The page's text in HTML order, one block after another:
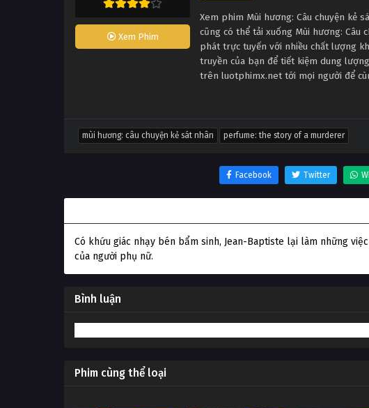
Xem Phim
Xem phim Mùi hương: Câu chuyện kẻ
cũng có thể tải xuống Mùi hương: Câu
phát trực tuyến với nhiều chất lượng
truyền của bạn để tiết kiệm dung
trên luotphimx.net tới mọi người để
mùi hương: câu chuyện kẻ sát nhân perfume: the story of a murderer
Facebook Twitter
Có khứu giác nhạy bén bẩm sinh, Jean-Baptiste lại làm những
của người phụ nữ.
Bình luận
Phim cùng thể loại